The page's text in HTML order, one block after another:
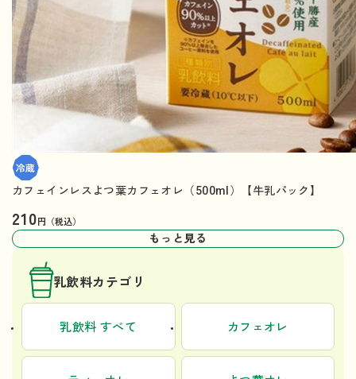
カフェインレスよつ葉カフェオレ（500ml）【牛乳パック】
210円（税込）
もっと見る
乳飲料カテゴリ
乳飲料 すべて カフェオレ